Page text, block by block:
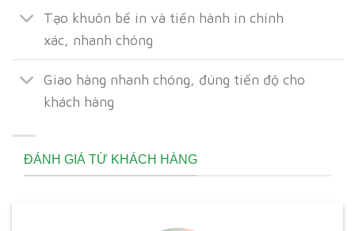
Tạo khuôn bế in và tiến hành in chính
xác, nhanh chóng
Giao hàng nhanh chóng, đúng tiến độ cho
khách hàng
ĐÁNH GIÁ TỪ KHÁCH HÀNG